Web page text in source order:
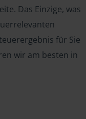
Das Einzige, was
für Sie
wir am besten in